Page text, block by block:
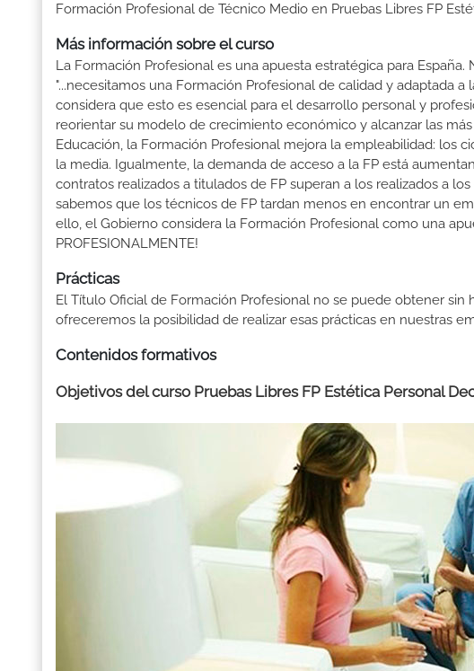
Formación Profesional de Técnico Medio en Pruebas Libres FP
Más información sobre el curso
La Formación Profesional es una apuesta estratégica para
"...necesitamos una Formación Profesional de calidad y adaptada
considera que esto es esencial para el desarrollo personal y
reorientar su modelo de crecimiento económico y alcanzar las
Educación, la Formación Profesional mejora la empleabilidad: los
la media. Igualmente, la demanda de acceso a la FP está
contratos realizados a titulados de FP superan a los realizados a
sabemos que los técnicos de FP tardan menos en encontrar un
ello, el Gobierno considera la Formación Profesional como una
PROFESIONALMENTE!
Prácticas
El Título Oficial de Formación Profesional no se puede obtener
ofreceremos la posibilidad de realizar esas prácticas en nuestras
Contenidos formativos
Objetivos del curso Pruebas Libres FP Estética Personal